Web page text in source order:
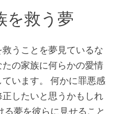
を救う夢
うことを夢見ているな
の家族に何らかの愛情
います。 何かに罪悪感
したいと思うかもしれ
る夢を彼らに見せること